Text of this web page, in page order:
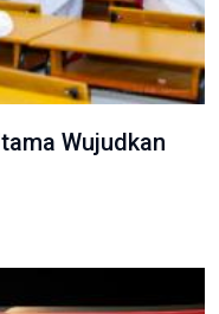
Wujudkan